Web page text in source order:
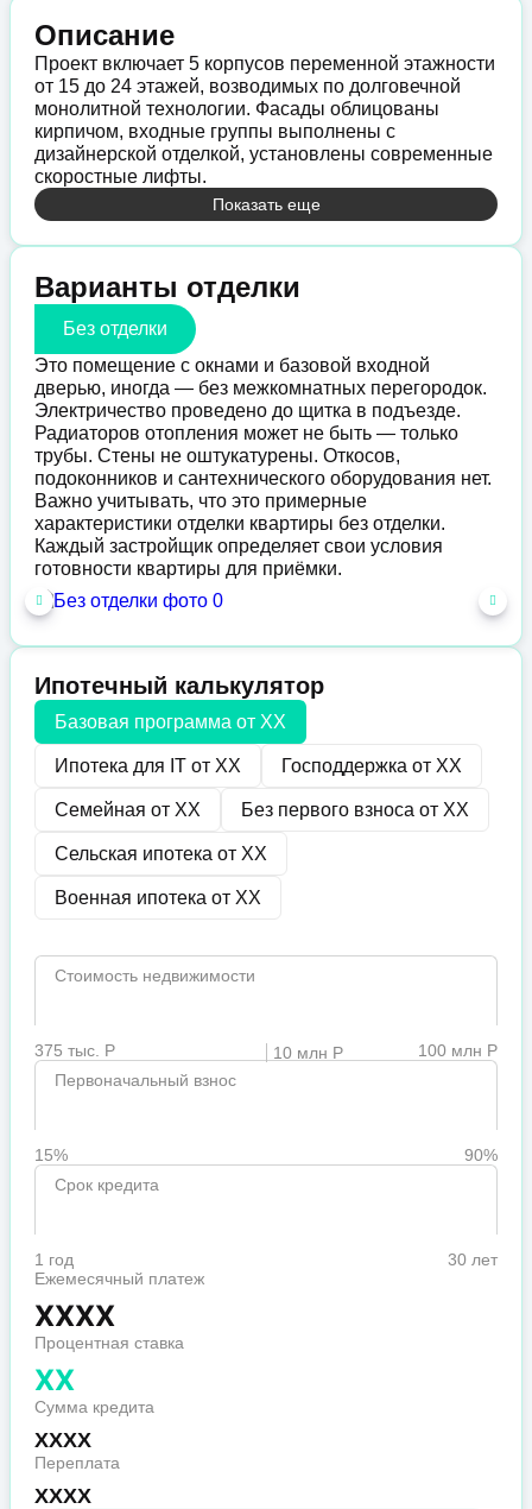
Описание
Проект включает 5 корпусов переменной этажности
от 15 до 24 этажей, возводимых по долговечной
монолитной технологии. Фасады облицованы
кирпичом, входные группы выполнены с
дизайнерской отделкой, установлены современные
скоростные лифты.
Показать еще
Варианты отделки
Без отделки
Это помещение с окнами и базовой входной
дверью, иногда — без межкомнатных перегородок.
Электричество проведено до щитка в подъезде.
Радиаторов отопления может не быть — только
трубы. Стены не оштукатурены. Откосов,
подоконников и сантехнического оборудования нет.
Важно учитывать, что это примерные
характеристики отделки квартиры без отделки.
Каждый застройщик определяет свои условия
готовности квартиры для приёмки.
Ипотечный калькулятор
Базовая программа от XX
Ипотека для IT от XX Господдержка от XX
Семейная от XX Без первого взноса от XX
Сельская ипотека от XX
Военная ипотека от XX
Стоимость недвижимости
375 тыс. Р 10 млн Р
100 млн Р
Первоначальный взнос
15%
90%
Срок кредита
1 год
30 лет
Ежемесячный платеж
XXXX
Процентная ставка
XX
Сумма кредита
XXXX
Переплата
XXXX